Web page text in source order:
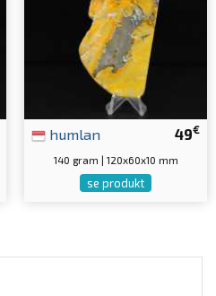
49€
humlan
140 gram | 120x60x10 mm
se produkt